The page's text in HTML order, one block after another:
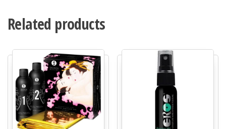
Related products